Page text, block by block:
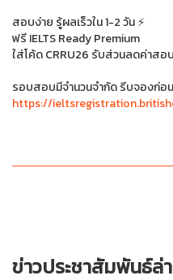
สอบง่าย รู้ผลเร็วใน 1-2 วัน ⚡​
ฟรี IELTS Ready Premium​
ใส่โค้ด CRRU26 รับส่วนลดค่าสอ
รอบสอบมีจำนวนจำกัด​ รีบจองก่อ
https://
ข่าวประชาสัมพันธ์ล่